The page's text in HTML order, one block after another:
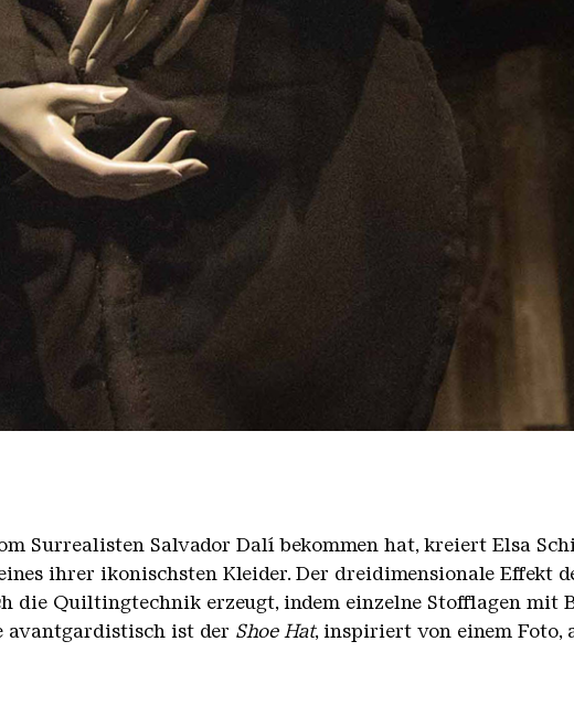
Surrealisten Salvador Dalí bekommen hat, kreiert Elsa
ihrer ikonischsten Kleider. Der dreidimensionale Effekt
die Quiltingtechnik erzeugt, indem einzelne Stofflagen mit
avantgardistisch ist der Shoe Hat, inspiriert von einem Foto,